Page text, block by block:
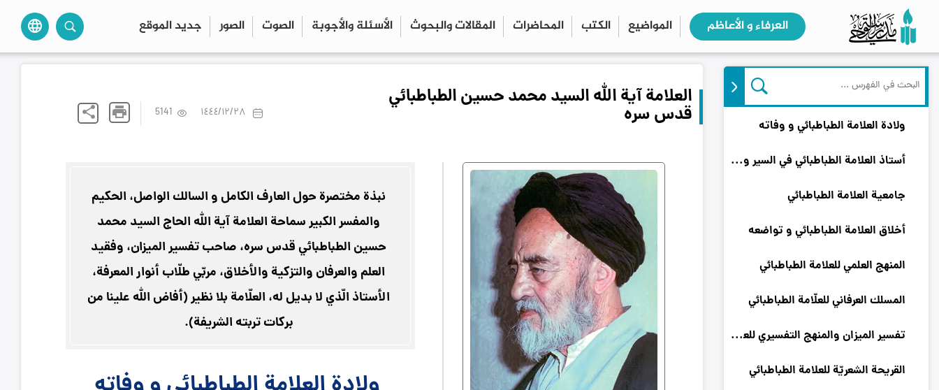
العرفاء و الأعاظم المواضیع الكتب المحاضرات المقالات والبحوث الأسئلة والأجوبة الصوت الصور جديد الموقع language search
close
العلامة آية الله السيد محمد حسين الطباطبائي
قدس سره ۱٤٤٤/۱۲/۲۸ 5141
print
share
نبذة مختصرة حول العارف الكامل و السالك الواصل، الحكيم
والمفسر الكبير سماحة العلامة آية الله الحاج السيد محمد
حسين الطباطبائي قدس سره، صاحب تفسير الميزان، وفقيد
العلم والعرفان والتزكية والأخلاق، مربّي طلّاب أنوار المعرفة،
الأستاذ الّذي لا بديل له، العلّامة بلا نظير (أفاض الله علينا من
بركات تربته الشريفة).
ولادة العلامة الطباطبائي و وفاته
أستاذ العلامة الطباطبائي في السير و السلوك و العرفان
جامعية العلامة الطباطبائي
أخلاق العلامة الطباطبائي و تواضعه
المنهج العلمي للعلامة الطباطبائي
المسلك العرفاني للعلّامة الطباطبائي
تفسير الميزان والمنهج التفسيري للعلامة الطباطبائي
القريحة الشعريّة للعلامة الطباطبائي